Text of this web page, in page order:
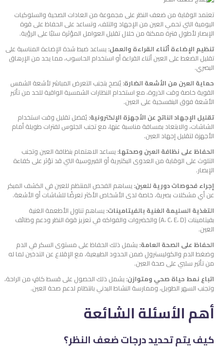
تعتمد الوقاية من ضعف النظر على مجموعة من العادات الصحية والسلوكيات
اليومية التي تحمي العين من الإجهاد والتلف، وتساعد على الحفاظ على قوة
الإبصار لأطول فترة ممكنة من خلال تقليل العوامل المؤثرة سلبًا على الرؤية.
تنظيم الإضاءة أثناء القراءة والعمل:يساعد ضبط شدة الإضاءة المناسبة على
تقليل الضغط على العين أثناء القراءة أو استخدام الحاسوب، مما يحد من الإرهاق
البصري.
حماية العين من الأشعة الضارة:يُنصح بتجنب التعرض المباشر لأشعة الشمس
القوية خاصة وقت الذروة، مع استخدام النظارات الشمسية الواقية للحد من تأثير
الأشعة فوق البنفسجية على العين.
تقليل الإجهاد الناتج عن الأجهزة الإلكترونية:يُفضل تقليل وقت استخدام
الشاشات، والابتعاد بمسافة مناسبة عنها، مع تجنب الجلوس لفترات طويلة أمام
الأجهزة لتقليل إجهاد العين.
الحفاظ على نظافة العين وصحتها:يساعد الاهتمام بنظافة العين وتجنب
التلوث على الوقاية من العدوى البكتيرية أو الفيروسية التي قد تؤثر على كفاءة
الإبصار.
إجراء فحوصات دورية للعين:يساهم الفحص المنتظم للعين في الكشف المبكر
عن أي مشكلات بصرية، خاصة لدى الأشخاص الأكثر تعرضًا للشاشات أو الأشعة.
التغذية السليمة الغنية بالفيتامينات:يساهم تناول الأطعمة الغنية
بفيتامينات (A، C، E، D) والخضروات والفواكه في تعزيز قوة النظر ودعم وظائف
العين.
الحفاظ على الصحة العامة:يشمل ذلك الحفاظ على مستوى السكر في الدم
وضغط الدم والكوليسترول ضمن الحدود الطبيعية، مع الإقلاع عن التدخين لما له
من تأثير سلبي على صحة العين.
اتباع نمط حياة صحي ومتوازن:يشمل ذلك الحصول على قسط كافٍ من الراحة،
وتجنب السهر الطويل، وممارسة النشاط البدني بانتظام لدعم صحة العين.
أهم الأسئلة الشائعة
كيف يتم تحديد درجات ضعف النظر؟